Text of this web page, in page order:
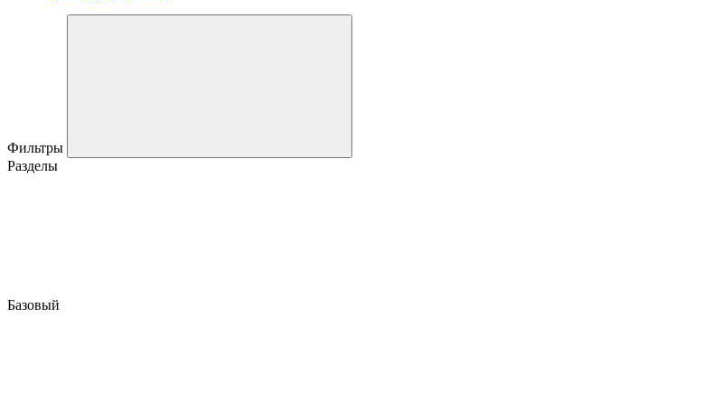
Фильтры
Разделы
Базовый